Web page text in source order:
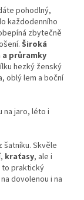
pohodlný,
každodenního
zbytečně
Široká
průramky
hezký ženský
oblý lem a boční
na jaro, léto i
šatníku. Skvěle
, kraťasy, ale i
to praktický
dovolenou i na